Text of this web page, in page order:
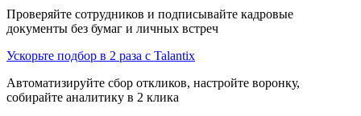
Проверяйте сотрудников и подписывайте кадровые
документы без бумаг и личных встреч
Ускорьте подбор в 2 раза с Talantix
Автоматизируйте сбор откликов, настройте воронку,
собирайте аналитику в 2 клика